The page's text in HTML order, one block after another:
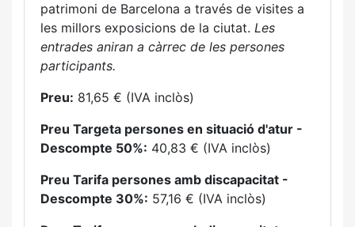
patrimoni de Barcelona a través de visites a
les millors exposicions de la ciutat. Les
entrades aniran a càrrec de les persones
participants.
Preu: 81,65 € (IVA inclòs)
Preu Targeta persones en situació d'atur -
Descompte 50%: 40,83 € (IVA inclòs)
Preu Tarifa persones amb discapacitat -
Descompte 30%: 57,16 € (IVA inclòs)